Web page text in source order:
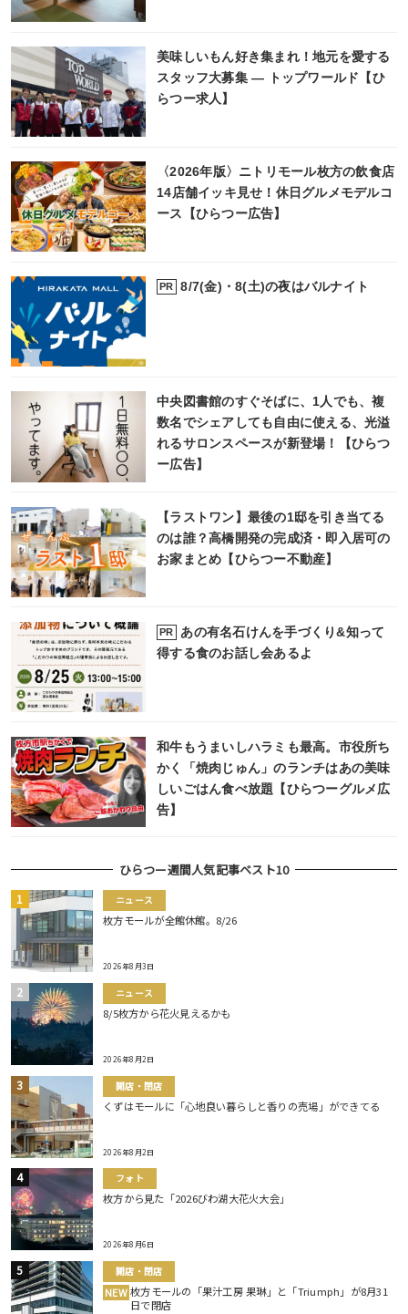
美味しいもん好き集まれ！地元を愛する
スタッフ大募集 ― トップワールド【ひ
らつー求人】
〈2026年版〉ニトリモール枚方の飲食店
14店舗イッキ見せ！休日グルメモデルコ
ース【ひらつー広告】
PR 8/7(金)・8(土)の夜はバルナイト
中央図書館のすぐそばに、1人でも、複
数名でシェアしても自由に使える、光溢
れるサロンスペースが新登場！【ひらつ
ー広告】
【ラストワン】最後の1邸を引き当てる
のは誰？高橋開発の完成済・即入居可の
お家まとめ【ひらつー不動産】
PR
あの有名石けんを手づくり&知って
得する食のお話し会あるよ
和牛もうまいしハラミも最高。市役所ち
かく「焼肉じゅん」のランチはあの美味
しいごはん食べ放題【ひらつーグルメ広
告】
ひらつー週間人気記事ベスト10
ニュース
枚方モールが全館休館。8/26
2026年8月3日
ニュース
8/5枚方から花火見えるかも
2026年8月2日
開店・閉店
くずはモールに「心地良い暮らしと香りの売場」ができてる
2026年8月2日
フォト
枚方から見た「2026びわ湖大花火大会」
2026年8月6日
開店・閉店
NEW 枚方モールの「果汁工房 果琳」と「Triumph」が8月31
日で閉店